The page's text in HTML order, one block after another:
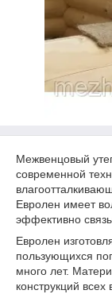
Межвенцовый
современной
Евролен имеет
эффективно
Евролен
пользующихся
много лет.
конструкций